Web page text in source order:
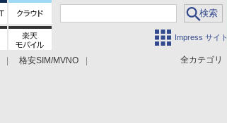
Impress サイト
全カテゴリ
格安SIM/MVNO